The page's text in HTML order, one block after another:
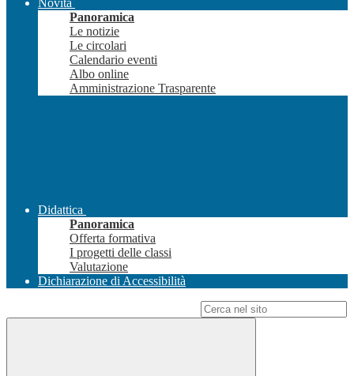
Novità
Panoramica
Le notizie
Le circolari
Calendario eventi
Albo online
Amministrazione Trasparente
Didattica
Panoramica
Offerta formativa
I progetti delle classi
Valutazione
Dichiarazione di Accessibilità